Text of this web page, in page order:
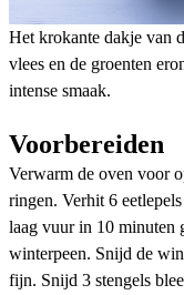
Het krokante dakje van
vlees en de groenten
intense smaak.
Voorbereiden
Verwarm de oven voor
ringen. Verhit 6
laag vuur in 10 minuten
winterpeen. Snijd de
fijn. Snijd 3 stengels